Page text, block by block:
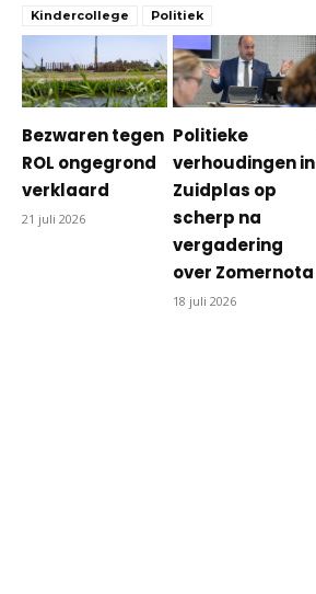
Kindercollege Politiek
Bezwaren tegen
ROL ongegrond
verklaard
21 juli 2026
Politieke
verhoudingen in
Zuidplas op
scherp na
vergadering
over Zomernota
18 juli 2026